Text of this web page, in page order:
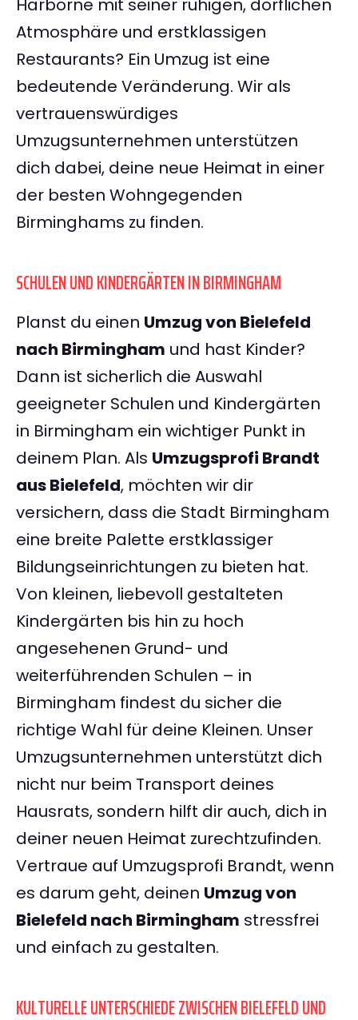
Harborne mit seiner ruhigen, dörflichen
Atmosphäre und erstklassigen
Restaurants? Ein Umzug ist eine
bedeutende Veränderung. Wir als
vertrauenswürdiges
Umzugsunternehmen unterstützen
dich dabei, deine neue Heimat in einer
der besten Wohngegenden
Birminghams zu finden.
SCHULEN UND KINDERGÄRTEN IN BIRMINGHAM
Planst du einen Umzug von Bielefeld
nach Birmingham und hast Kinder?
Dann ist sicherlich die Auswahl
geeigneter Schulen und Kindergärten
in Birmingham ein wichtiger Punkt in
deinem Plan. Als Umzugsprofi Brandt
aus Bielefeld, möchten wir dir
versichern, dass die Stadt Birmingham
eine breite Palette erstklassiger
Bildungseinrichtungen zu bieten hat.
Von kleinen, liebevoll gestalteten
Kindergärten bis hin zu hoch
angesehenen Grund- und
weiterführenden Schulen – in
Birmingham findest du sicher die
richtige Wahl für deine Kleinen. Unser
Umzugsunternehmen unterstützt dich
nicht nur beim Transport deines
Hausrats, sondern hilft dir auch, dich in
deiner neuen Heimat zurechtzufinden.
Vertraue auf Umzugsprofi Brandt, wenn
es darum geht, deinen Umzug von
Bielefeld nach Birmingham stressfrei
und einfach zu gestalten.
KULTURELLE UNTERSCHIEDE ZWISCHEN BIELEFELD UND